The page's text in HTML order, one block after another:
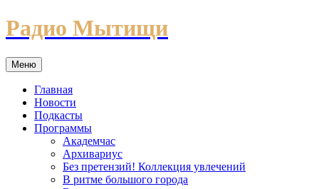
Перейти
к
Радио Мытищи
Меню
Главная
Новости
Подкасты
Программы
Академчас
Архивариус
Без претензий! Коллекция увлечений
В ритме большого города